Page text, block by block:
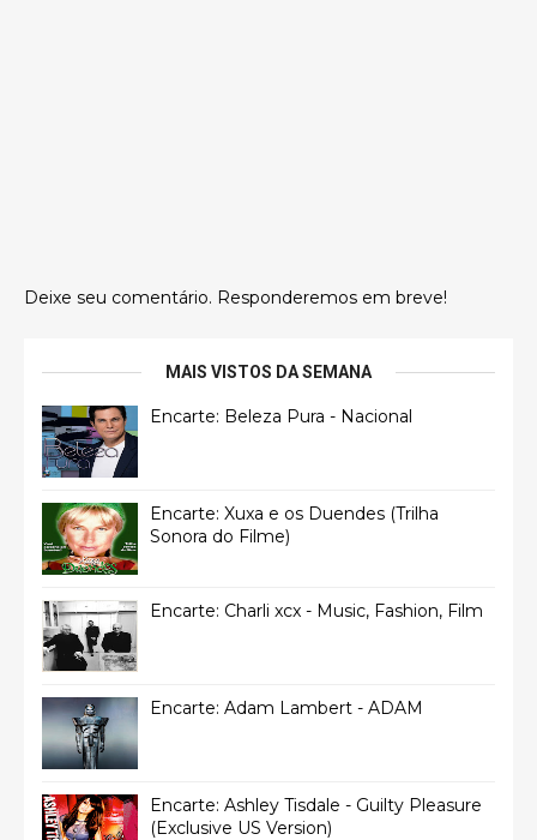
Deixe seu comentário. Responderemos em breve!
MAIS VISTOS DA SEMANA
Encarte: Beleza Pura - Nacional
Encarte: Xuxa e os Duendes (Trilha
Sonora do Filme)
Encarte: Charli xcx - Music, Fashion, Film
Encarte: Adam Lambert - ADAM
Encarte: Ashley Tisdale - Guilty Pleasure
(Exclusive US Version)